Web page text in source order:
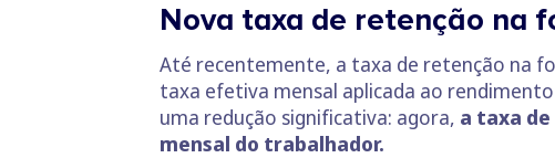
Nova taxa de retenção na
Até recentemente, a taxa de retenção na
taxa efetiva mensal aplicada ao
uma redução significativa: agora, a taxa
mensal do trabalhador.